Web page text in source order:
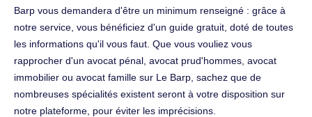
Barp vous demandera d'être un minimum renseigné : grâce à
notre service, vous bénéficiez d'un guide gratuit, doté de toutes
les informations qu'il vous faut. Que vous vouliez vous
rapprocher d'un avocat pénal, avocat prud'hommes, avocat
immobilier ou avocat famille sur Le Barp, sachez que de
nombreuses spécialités existent seront à votre disposition sur
notre plateforme, pour éviter les imprécisions.